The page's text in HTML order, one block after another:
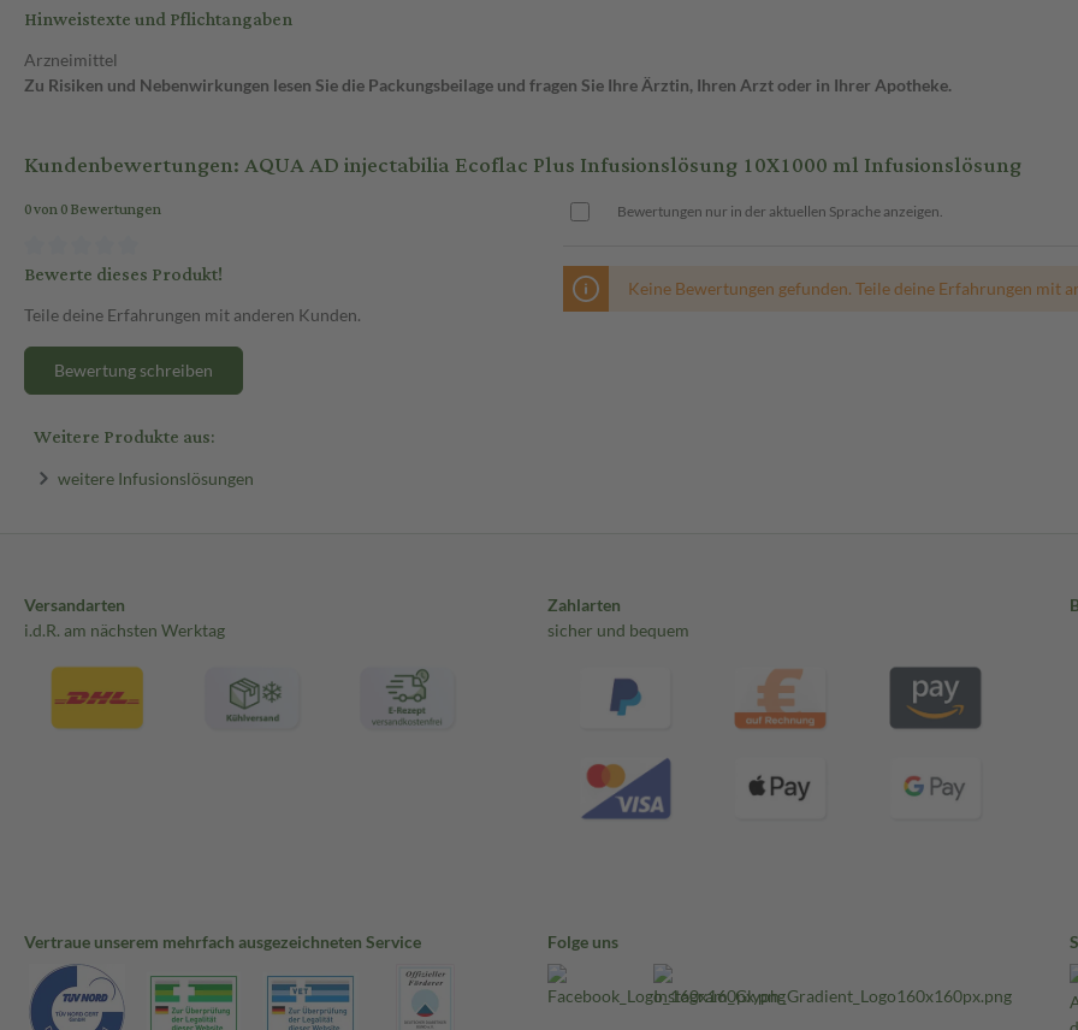
Hinweistexte und Pflichtangaben
Arzneimittel
Zu Risiken und Nebenwirkungen lesen Sie die Packungsbeilage und fragen Sie Ihre Ärztin, Ihren Arzt oder in Ihrer Apotheke.
Kundenbewertungen: AQUA AD injectabilia Ecoflac Plus Infusionslösung 10X1000 ml Infusionslösung
0 von 0 Bewertungen
Bewerte dieses Produkt!
Teile deine Erfahrungen mit anderen Kunden.
Bewertung schreiben
Bewertungen nur in der aktuellen Sprache anzeigen.
Keine Bewertungen gefunden. Teile deine Erfahrungen mit
Weitere Produkte aus:
weitere Infusionslösungen
Versandarten
i.d.R. am nächsten Werktag
Zahlarten
sicher und bequem
Vertraue unserem mehrfach ausgezeichneten Service Folge uns